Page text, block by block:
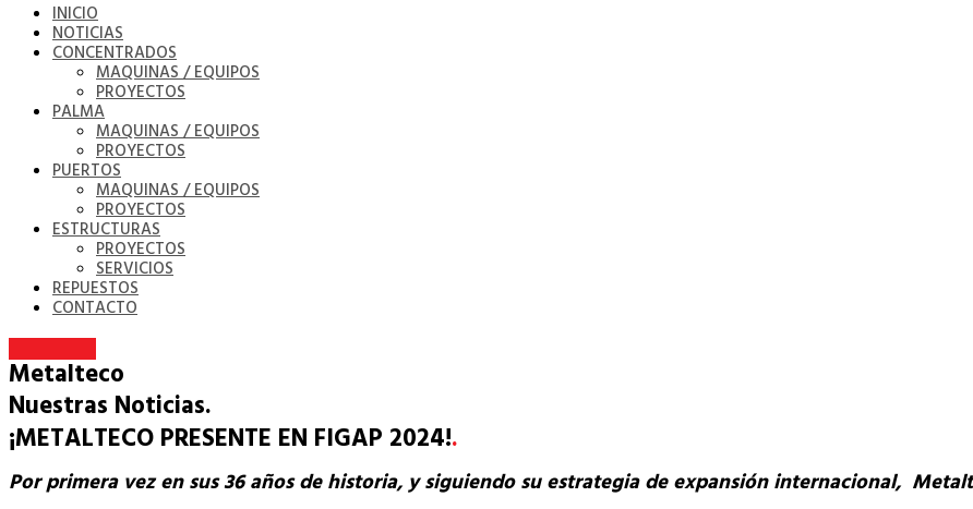
INICIO
NOTICIAS
CONCENTRADOS
MAQUINAS / EQUIPOS
PROYECTOS
PALMA
MAQUINAS / EQUIPOS
PROYECTOS
PUERTOS
MAQUINAS / EQUIPOS
PROYECTOS
ESTRUCTURAS
PROYECTOS
SERVICIOS
REPUESTOS
CONTACTO
Metalteco
Nuestras Noticias.
¡METALTECO PRESENTE EN FIGAP 2024!.
Por primera vez en sus 36 años de historia, y siguiendo su estrategia de expansión internacional,